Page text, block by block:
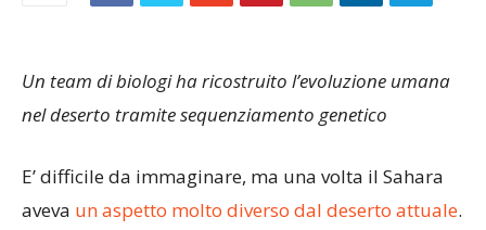
Un team di biologi ha ricostruito l’evoluzione umana
nel deserto tramite sequenziamento genetico
E’ difficile da immaginare, ma una volta il Sahara
aveva un aspetto molto diverso dal deserto attuale.